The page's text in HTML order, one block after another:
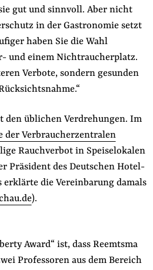
gut und sinnvoll. Aber nicht
in der Gastronomie setzt
haben Sie die Wahl
und einem Nichtraucherplatz.
Verbote, sondern gesunden
den üblichen Verdrehungen. Im
der Verbraucherzentralen
Rauchverbot in Speiselokalen
Präsident des Deutschen Hotel-
erklärte die Vereinbarung damals
).
Award“ ist, dass Reemtsma
Professoren aus dem Bereich